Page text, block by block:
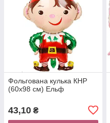
Фольгована кулька КНР
(60х98 см) Ельф
43,10 ₴